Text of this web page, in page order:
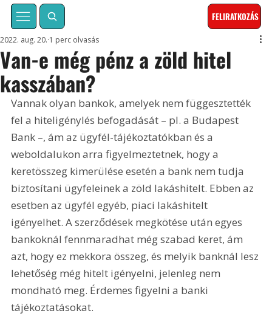
FELIRATKOZÁS
Van-e még pénz a zöld hitel
kasszában?
2022. aug. 20. 1 perc olvasás
Vannak olyan bankok, amelyek nem függesztették
fel a hiteligénylés befogadását – pl. a Budapest
Bank –, ám az ügyfél-tájékoztatókban és a
weboldalukon arra figyelmeztetnek, hogy a
keretösszeg kimerülése esetén a bank nem tudja
biztosítani ügyfeleinek a zöld lakáshitelt. Ebben az
esetben az ügyfél egyéb, piaci lakáshitelt
igényelhet. A szerződések megkötése után egyes
bankoknál fennmaradhat még szabad keret, ám
azt, hogy ez mekkora összeg, és melyik banknál lesz
lehetőség még hitelt igényelni, jelenleg nem
mondható meg. Érdemes figyelni a banki
tájékoztatásokat.